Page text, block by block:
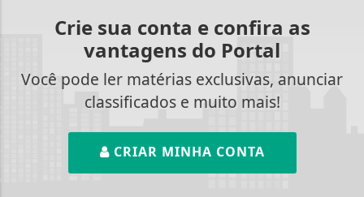
Crie sua conta e confira as
vantagens do Portal
Você pode ler matérias exclusivas, anunciar
classificados e muito mais!
CRIAR MINHA CONTA